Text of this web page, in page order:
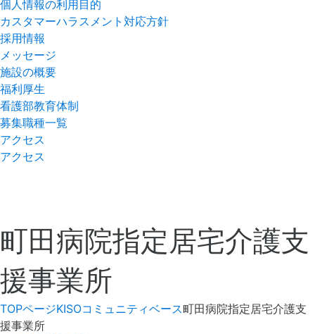
個人情報の利用目的
カスタマーハラスメント対応方針
採用情報
メッセージ
施設の概要
福利厚生
看護部教育体制
募集職種一覧
アクセス
アクセス
町田病院指定居宅介護支
援事業所
TOPページKISOコミュニティベース町田病院指定居宅介護支
援事業所